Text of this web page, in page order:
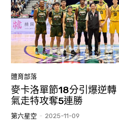
體育部落
麥卡洛單節18分引爆逆
氣走特攻奪5連勝
第六星空 - 2025-11-09